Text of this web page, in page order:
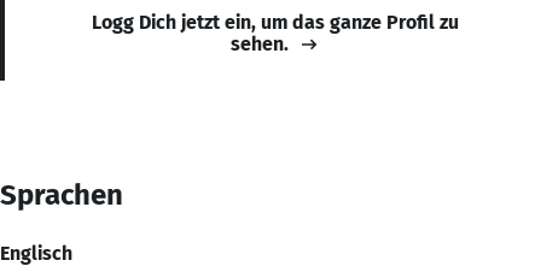
Logg Dich jetzt ein, um das ganze Profil zu
sehen.
Sprachen
Englisch